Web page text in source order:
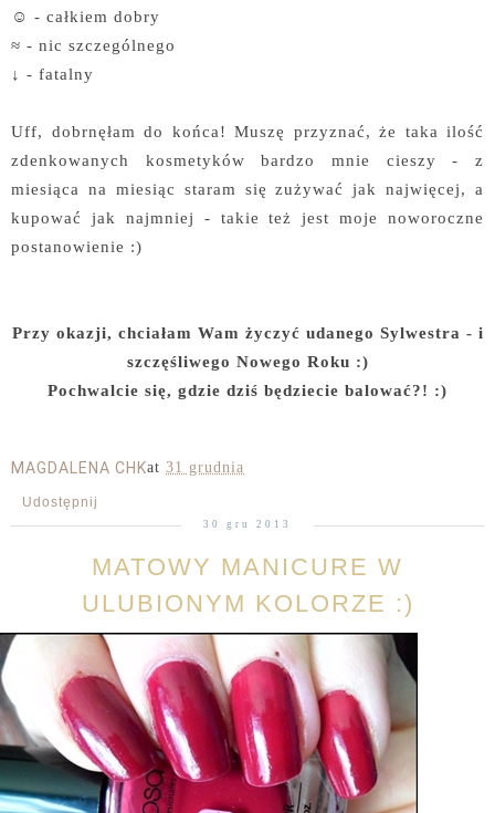
☺ - całkiem dobry
≈ - nic szczególnego
↓ - fatalny
Uff, dobrnęłam do końca! Muszę przyznać, że taka ilość
zdenkowanych kosmetyków bardzo mnie cieszy - z
miesiąca na miesiąc staram się zużywać jak najwięcej, a
kupować jak najmniej - takie też jest moje noworoczne
postanowienie :)
Przy okazji, chciałam Wam życzyć udanego Sylwestra - i
szczęśliwego Nowego Roku :)
Pochwalcie się, gdzie dziś będziecie balować?! :)
MAGDALENA CHKat 31 grudnia
Udostępnij
30 gru 2013
MATOWY MANICURE W
ULUBIONYM KOLORZE :)